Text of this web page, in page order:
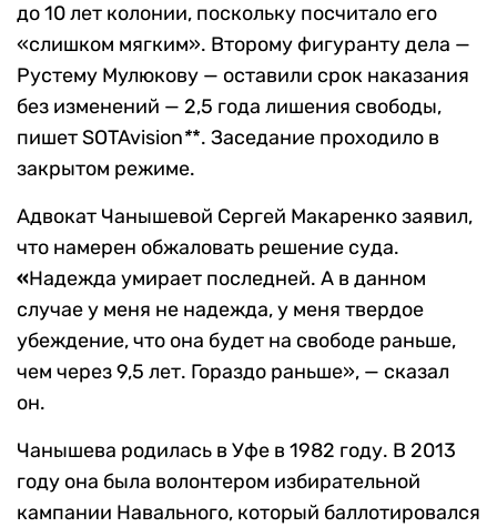
до 10 лет колонии, поскольку посчитало его
«слишком мягким». Второму фигуранту дела —
Рустему Мулюкову — оставили срок наказания
без изменений — 2,5 года лишения свободы,
пишет SOTAvision**. Заседание проходило в
закрытом режиме.
Адвокат Чанышевой Сергей Макаренко заявил,
что намерен обжаловать решение суда.
«Надежда умирает последней. А в данном
случае у меня не надежда, у меня твердое
убеждение, что она будет на свободе раньше,
чем через 9,5 лет. Гораздо раньше», — сказал
он.
Чанышева родилась в Уфе в 1982 году. В 2013
году она была волонтером избирательной
кампании Навального, который баллотировался